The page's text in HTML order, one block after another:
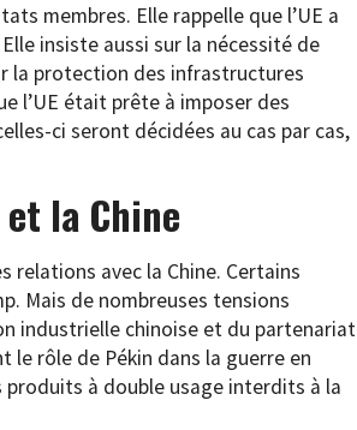
membres. Elle rappelle que l’UE a
Elle insiste aussi sur la nécessité de
la protection des infrastructures
l’UE était prête à imposer des
ci seront décidées au cas par cas,
la Chine
relations avec la Chine. Certains
Mais de nombreuses tensions
industrielle chinoise et du partenariat
le rôle de Pékin dans la guerre en
produits à double usage interdits à la